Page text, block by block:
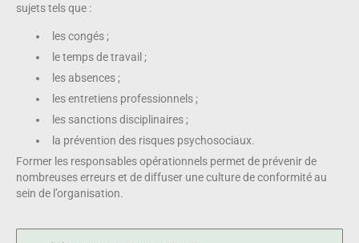
sujets tels que :
les congés ;
le temps de travail ;
les absences ;
les entretiens professionnels ;
les sanctions disciplinaires ;
la prévention des risques psychosociaux.
Former les responsables opérationnels permet de prévenir de
nombreuses erreurs et de diffuser une culture de conformité au
sein de l’organisation.